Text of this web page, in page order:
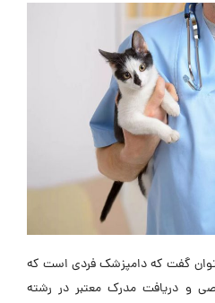
گفت که دامپزشک فردی است که
و دریافت مدرک معتبر در رشته